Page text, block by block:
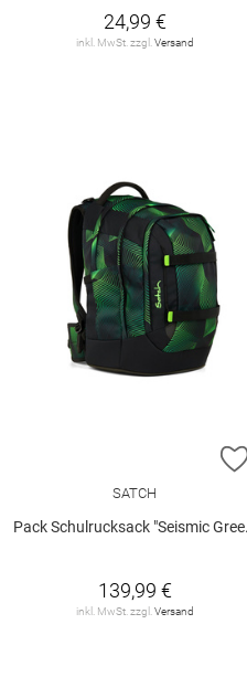
24,99 €
inkl. MwSt. zzgl. Versand
SATCH
Pack Schulrucksack "Seismic Green"
139,99 €
inkl. MwSt. zzgl. Versand